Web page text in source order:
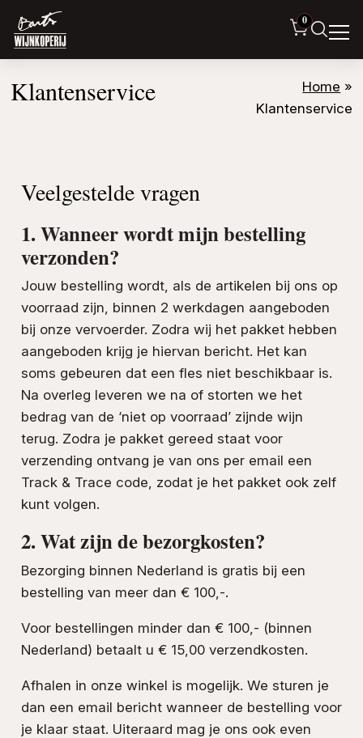
0
Klantenservice Home »
Klantenservice
Veelgestelde vragen
1. Wanneer wordt mijn bestelling
verzonden?
Jouw bestelling wordt, als de artikelen bij ons op
voorraad zijn, binnen 2 werkdagen aangeboden
bij onze vervoerder. Zodra wij het pakket hebben
aangeboden krijg je hiervan bericht. Het kan
soms gebeuren dat een fles niet beschikbaar is.
Na overleg leveren we na of storten we het
bedrag van de ‘niet op voorraad’ zijnde wijn
terug. Zodra je pakket gereed staat voor
verzending ontvang je van ons per email een
Track & Trace code, zodat je het pakket ook zelf
kunt volgen.
2. Wat zijn de bezorgkosten?
Bezorging binnen Nederland is gratis bij een
bestelling van meer dan € 100,-.
Voor bestellingen minder dan € 100,- (binnen
Nederland) betaalt u € 15,00 verzendkosten.
Afhalen in onze winkel is mogelijk. We sturen je
dan een email bericht wanneer de bestelling voor
je klaar staat. Uiteraard mag je ons ook even